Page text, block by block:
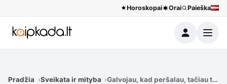
Horoskopai Orai Paieška
Meniu
Pradžia Sveikata ir mityba Galvojau, kad peršalau, tačiau tai